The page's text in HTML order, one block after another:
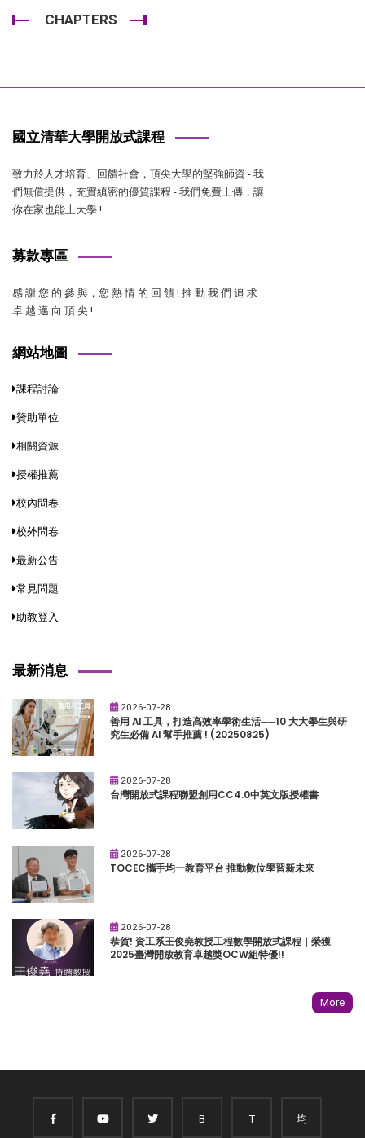
CHAPTERS
國立清華大學開放式課程
致力於人才培育、回饋社會，頂尖大學的堅強師資 - 我
們無償提供，充實縝密的優質課程 - 我們免費上傳，讓
你在家也能上大學 !
募款專區
感 謝 您 的 參 與，您 熱 情 的 回 饋 ! 推 動 我 們 追 求
卓 越 邁 向 頂 尖 !
網站地圖
課程討論
贊助單位
相關資源
授權推薦
校內問卷
校外問卷
最新公告
常見問題
助教登入
最新消息
2026-07-28
善用 AI 工具，打造高效率學術生活──10 大大學生與研
究生必備 AI 幫手推薦 ! (20250825)
2026-07-28
台灣開放式課程聯盟創用CC4.0中英文版授權書
2026-07-28
TOCEC攜手均一教育平台 推動數位學習新未來
2026-07-28
恭賀! 資工系王俊堯教授工程數學開放式課程｜榮獲
2025臺灣開放教育卓越獎OCW組特優!!
More
B T 均